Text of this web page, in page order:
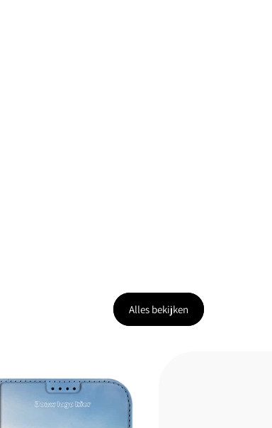
Alles bekijken